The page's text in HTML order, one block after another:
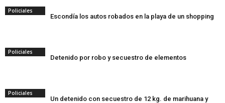
Policiales
Escondía los autos robados en la playa de un shopping
Policiales
Detenido por robo y secuestro de elementos
Policiales
Un detenido con secuestro de 12 kg. de marihuana y